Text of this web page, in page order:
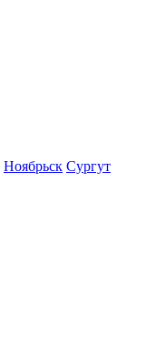
Ноябрьск Сургут